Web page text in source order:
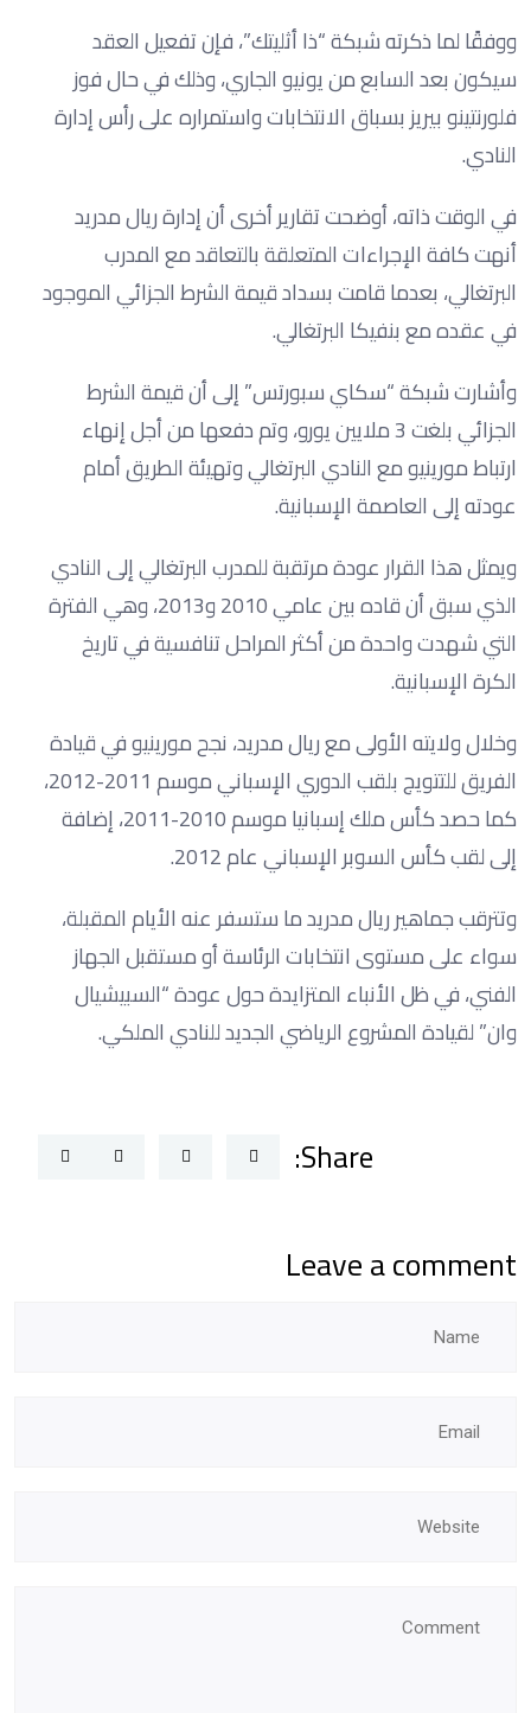
ووفقًا لما ذكرته شبكة “ذا أثليتك”، فإن تفعيل العقد
سيكون بعد السابع من يونيو الجاري، وذلك في حال فوز
فلورنتينو بيريز بسباق الانتخابات واستمراره على رأس إدارة
النادي.
في الوقت ذاته، أوضحت تقارير أخرى أن إدارة ريال مدريد
أنهت كافة الإجراءات المتعلقة بالتعاقد مع المدرب
البرتغالي، بعدما قامت بسداد قيمة الشرط الجزائي الموجود
في عقده مع بنفيكا البرتغالي.
وأشارت شبكة “سكاي سبورتس” إلى أن قيمة الشرط
الجزائي بلغت 3 ملايين يورو، وتم دفعها من أجل إنهاء
ارتباط مورينيو مع النادي البرتغالي وتهيئة الطريق أمام
عودته إلى العاصمة الإسبانية.
ويمثل هذا القرار عودة مرتقبة للمدرب البرتغالي إلى النادي
الذي سبق أن قاده بين عامي 2010 و2013، وهي الفترة
التي شهدت واحدة من أكثر المراحل تنافسية في تاريخ
الكرة الإسبانية.
وخلال ولايته الأولى مع ريال مدريد، نجح مورينيو في قيادة
الفريق للتتويج بلقب الدوري الإسباني موسم 2011-2012،
كما حصد كأس ملك إسبانيا موسم 2010-2011، إضافة
إلى لقب كأس السوبر الإسباني عام 2012.
وتترقب جماهير ريال مدريد ما ستسفر عنه الأيام المقبلة،
سواء على مستوى انتخابات الرئاسة أو مستقبل الجهاز
الفني، في ظل الأنباء المتزايدة حول عودة “السبيشيال
وان” لقيادة المشروع الرياضي الجديد للنادي الملكي.
Share:
Leave a comment